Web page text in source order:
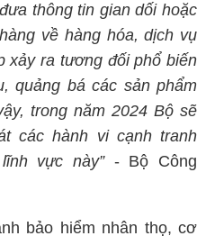
thông tin gian dối hoặc
về hàng hóa, dịch vụ
xảy ra tương đối phổ biến
quảng bá các sản phẩm
trong năm 2024 Bộ sẽ
các hành vi cạnh tranh
vực này”- Bộ Công
bảo hiểm nhân thọ, cơ